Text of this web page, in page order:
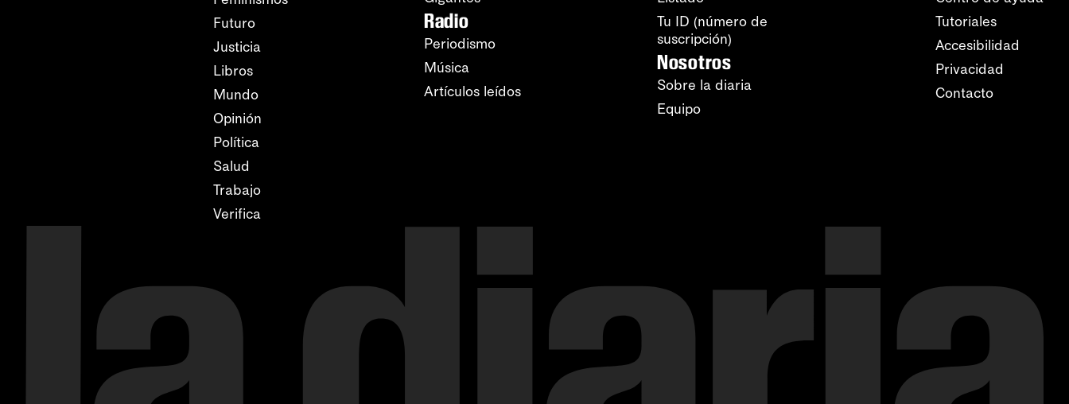
Futuro
Justicia
Libros
Mundo
Opinión
Política
Salud
Trabajo
Verifica
Radio
Periodismo
Música
Artículos leídos
Tu ID (número de
suscripción)
Nosotros
Sobre la diaria
Equipo
Tutoriales
Accesibilidad
Privacidad
Contacto